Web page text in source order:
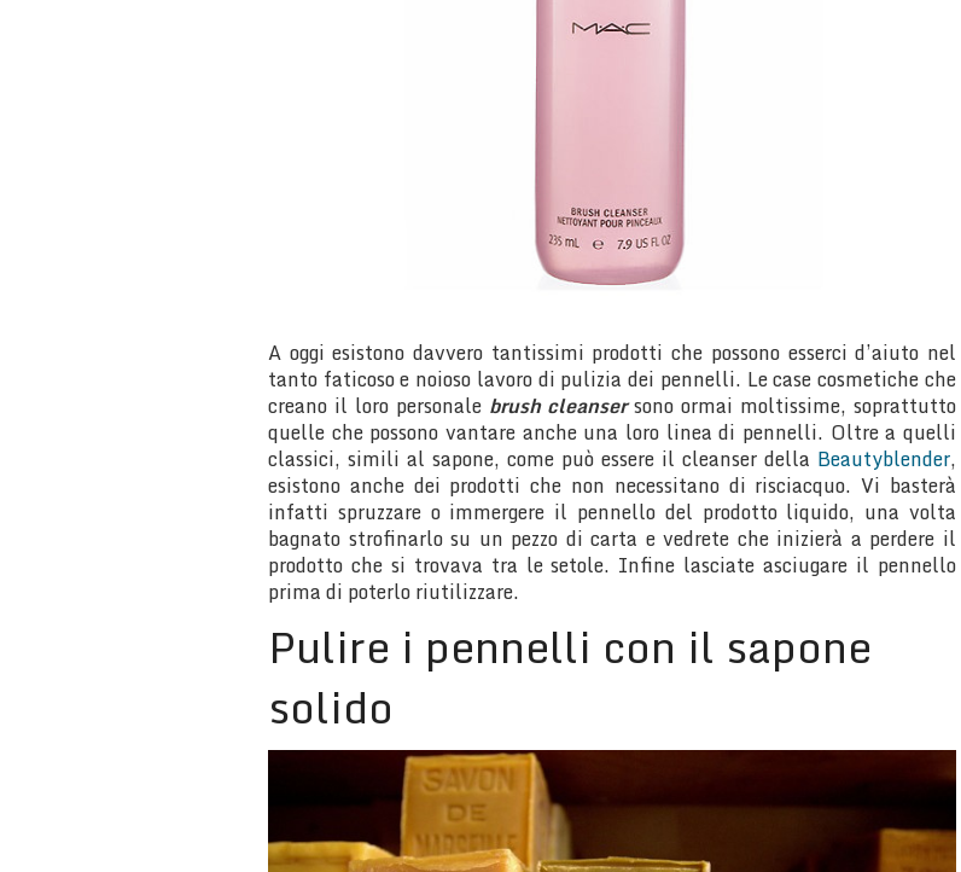
A oggi esistono davvero tantissimi prodotti che possono esserci d’aiuto nel
tanto faticoso e noioso lavoro di pulizia dei pennelli. Le case cosmetiche che
creano il loro personale brush cleansersono ormai moltissime, soprattutto
quelle che possono vantare anche una loro linea di pennelli. Oltre a quelli
classici, simili al sapone, come può essere il cleanser della Beautyblender,
esistono anche dei prodotti che non necessitano di risciacquo. Vi basterà
infatti spruzzare o immergere il pennello del prodotto liquido, una volta
bagnato strofinarlo su un pezzo di carta e vedrete che inizierà a perdere il
prodotto che si trovava tra le setole. Infine lasciate asciugare il pennello
prima di poterlo riutilizzare.
Pulire i pennelli con il sapone
solido